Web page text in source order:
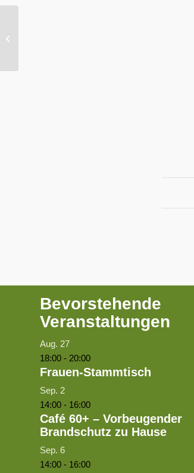
Bevorstehende
Veranstaltungen
Aug. 27
18:00 - 20:00
Frauen-Stammtisch
Sep. 2
14:00 - 16:00
Café 60+ – Vorbeugender
Brandschutz zu Hause
Sep. 6
14:00 - 16:00